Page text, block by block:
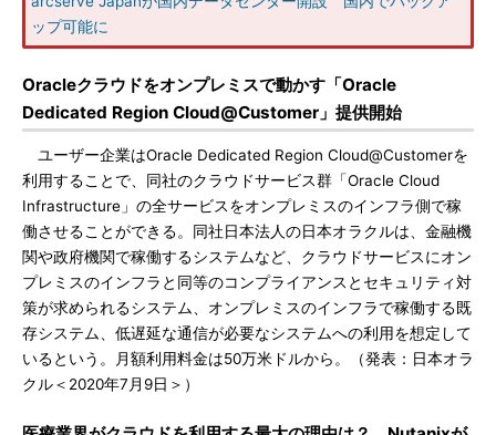
ップ可能に
Oracleクラウドをオンプレミスで動かす「Oracle
Dedicated Region Cloud@Customer」提供開始
ユーザー企業はOracle Dedicated Region Cloud@Customerを
利用することで、同社のクラウドサービス群「Oracle Cloud
Infrastructure」の全サービスをオンプレミスのインフラ側で稼
働させることができる。同社日本法人の日本オラクルは、金融機
関や政府機関で稼働するシステムなど、クラウドサービスにオン
プレミスのインフラと同等のコンプライアンスとセキュリティ対
策が求められるシステム、オンプレミスのインフラで稼働する既
存システム、低遅延な通信が必要なシステムへの利用を想定して
いるという。月額利用料金は50万米ドルから。（発表：日本オラ
クル＜2020年7月9日＞）